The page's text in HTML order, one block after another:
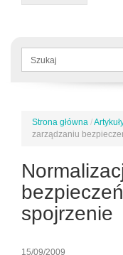
Formularz
Jesteś
tutaj
Strona główna /
zarządzaniu
spojrzenie
15/09/2009